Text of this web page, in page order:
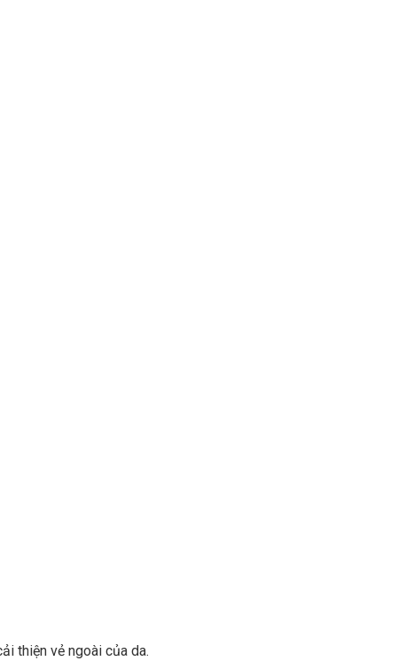
thiện vẻ ngoài của da.